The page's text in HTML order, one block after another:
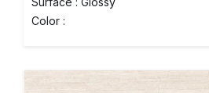
Color :